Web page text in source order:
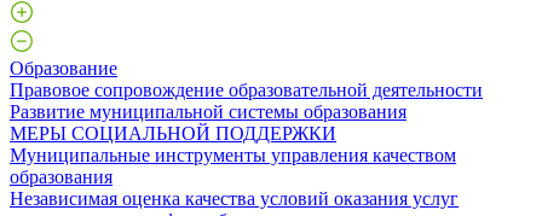
Образование
Правовое сопровождение образовательной деятельности
Развитие муниципальной системы образования
МЕРЫ СОЦИАЛЬНОЙ ПОДДЕРЖКИ
Муниципальные инструменты управления качеством
образования
Независимая оценка качества условий оказания услуг